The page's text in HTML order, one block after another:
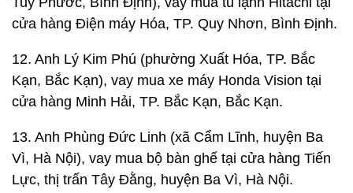
cửa hàng Điện máy Hóa, TP. Quy Nhơn, Bình Định.
12. Anh Lý Kim Phú (phường Xuất Hóa, TP. Bắc
Kạn, Bắc Kạn), vay mua xe máy Honda Vision tại
cửa hàng Minh Hải, TP. Bắc Kạn, Bắc Kạn.
13. Anh Phùng Đức Linh (xã Cẩm Lĩnh, huyện Ba
Vì, Hà Nội), vay mua bộ bàn ghế tại cửa hàng Tiến
Lực, thị trấn Tây Đằng, huyện Ba Vì, Hà Nội.